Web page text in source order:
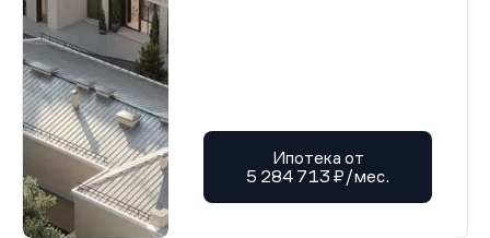
Ипотека от
5 284 713 ₽/мес.